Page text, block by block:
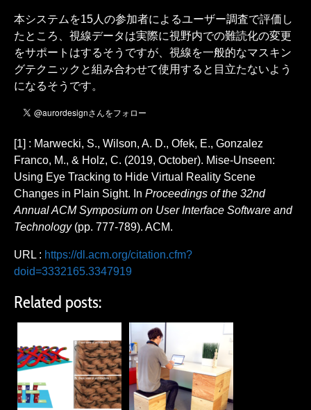
本システムを15人の参加者によるユーザー調査で評価し
たところ、視線データは実際に視野内での難読化の変更
をサポートはするそうですが、視線を一般的なマスキン
グテクニックと組み合わせて使用​​すると目立たないよう
になるそうです。
[1] : Marwecki, S., Wilson, A. D., Ofek, E., Gonzalez
Franco, M., & Holz, C. (2019, October). Mise-Unseen:
Using Eye Tracking to Hide Virtual Reality Scene
Changes in Plain Sight. In Proceedings of the 32nd
Annual ACM Symposium on User Interface Software and
Technology(pp. 777-789). ACM.
URL : https://dl.acm.org/citation.cfm?
doid=3332165.3347919
Related posts: